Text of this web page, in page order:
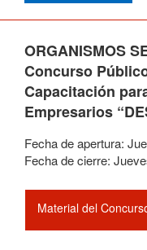
ORGANISMOS
Concurso
Capacitación
Empresarios
Fecha de apertura:
Fecha de cierre:
Material del